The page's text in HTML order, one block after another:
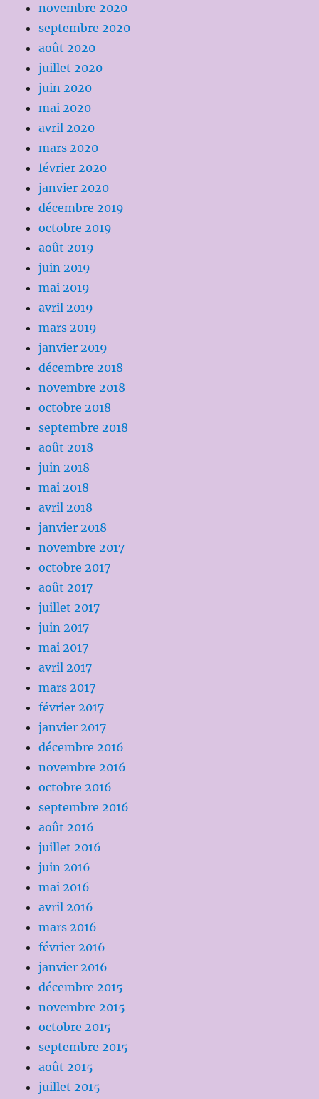
novembre 2020
septembre 2020
août 2020
juillet 2020
juin 2020
mai 2020
avril 2020
mars 2020
février 2020
janvier 2020
décembre 2019
octobre 2019
août 2019
juin 2019
mai 2019
avril 2019
mars 2019
janvier 2019
décembre 2018
novembre 2018
octobre 2018
septembre 2018
août 2018
juin 2018
mai 2018
avril 2018
janvier 2018
novembre 2017
octobre 2017
août 2017
juillet 2017
juin 2017
mai 2017
avril 2017
mars 2017
février 2017
janvier 2017
décembre 2016
novembre 2016
octobre 2016
septembre 2016
août 2016
juillet 2016
juin 2016
mai 2016
avril 2016
mars 2016
février 2016
janvier 2016
décembre 2015
novembre 2015
octobre 2015
septembre 2015
août 2015
juillet 2015